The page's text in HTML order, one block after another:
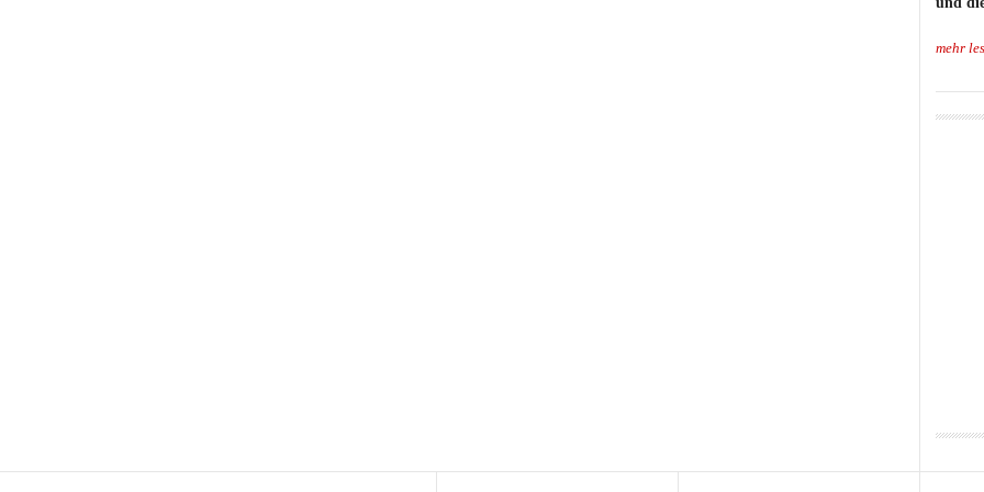
mehr